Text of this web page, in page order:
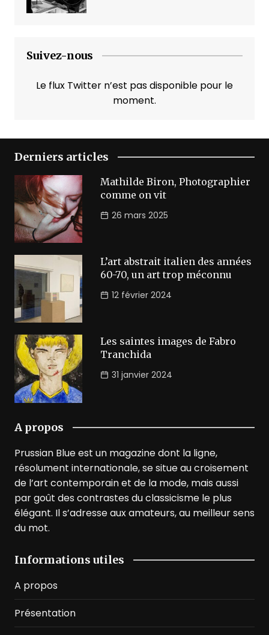
Suivez-nous
Le flux Twitter n’est pas disponible pour le
moment.
Derniers articles
Mathilde Biron, Photographier
comme on vit
26 mars 2025
L’art abstrait italien des années
60-70, un art trop méconnu
12 février 2024
Les saintes images de Fabro
Tranchida
31 janvier 2024
A propos
Prussian Blue est un magazine dont la ligne,
résolument internationale, se situe au croisement
de l’art contemporain et de la mode, mais aussi
par goût des contrastes du classicisme le plus
élégant. Il s’adresse aux amateurs, au meilleur sens
du mot.
Informations utiles
A propos
Présentation